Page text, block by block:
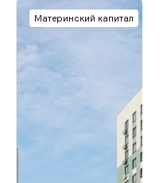
Материнский капитал